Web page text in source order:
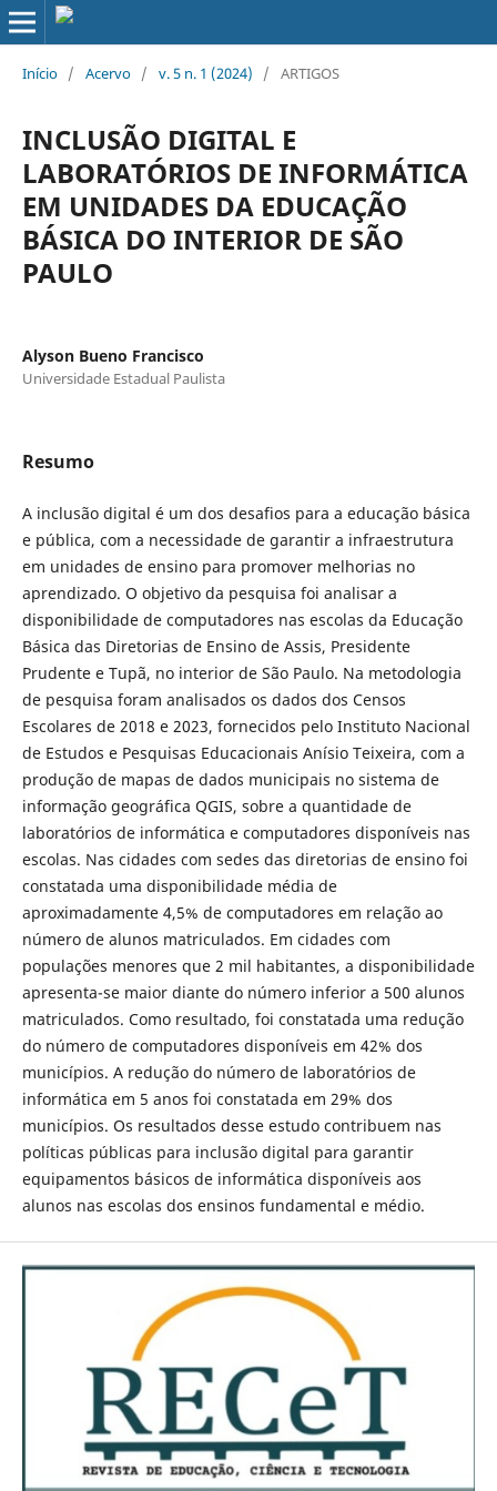
Início / Acervo / v. 5 n. 1 (2024) / ARTIGOS
INCLUSÃO DIGITAL E
LABORATÓRIOS DE INFORMÁTICA
EM UNIDADES DA EDUCAÇÃO
BÁSICA DO INTERIOR DE SÃO
PAULO
Alyson Bueno Francisco
Universidade Estadual Paulista
Resumo
A inclusão digital é um dos desafios para a educação básica
e pública, com a necessidade de garantir a infraestrutura
em unidades de ensino para promover melhorias no
aprendizado. O objetivo da pesquisa foi analisar a
disponibilidade de computadores nas escolas da Educação
Básica das Diretorias de Ensino de Assis, Presidente
Prudente e Tupã, no interior de São Paulo. Na metodologia
de pesquisa foram analisados os dados dos Censos
Escolares de 2018 e 2023, fornecidos pelo Instituto Nacional
de Estudos e Pesquisas Educacionais Anísio Teixeira, com a
produção de mapas de dados municipais no sistema de
informação geográfica QGIS, sobre a quantidade de
laboratórios de informática e computadores disponíveis nas
escolas. Nas cidades com sedes das diretorias de ensino foi
constatada uma disponibilidade média de
aproximadamente 4,5% de computadores em relação ao
número de alunos matriculados. Em cidades com
populações menores que 2 mil habitantes, a disponibilidade
apresenta-se maior diante do número inferior a 500 alunos
matriculados. Como resultado, foi constatada uma redução
do número de computadores disponíveis em 42% dos
municípios. A redução do número de laboratórios de
informática em 5 anos foi constatada em 29% dos
municípios. Os resultados desse estudo contribuem nas
políticas públicas para inclusão digital para garantir
equipamentos básicos de informática disponíveis aos
alunos nas escolas dos ensinos fundamental e médio.